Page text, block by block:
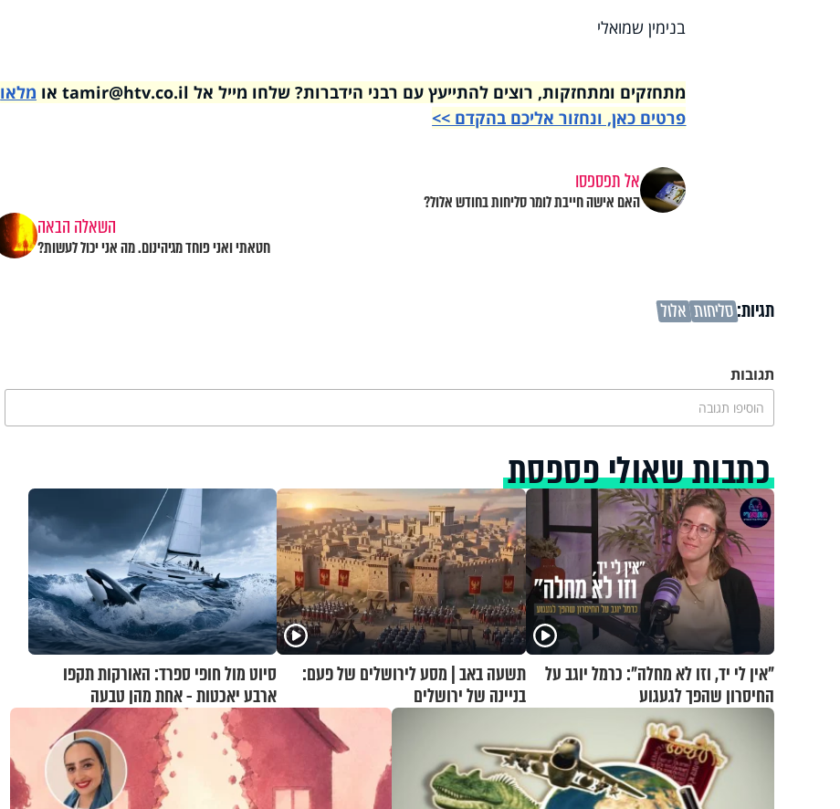
בנימין שמואלי
מתחזקים ומתחזקות, רוצים להתייעץ עם רבני הידברות? שלחו מייל אל tamir@htv.co.il או
מלאו
פרטים כאן, ונחזור אליכם בהקדם >>
אל תפספסו
האם אישה חייבת לומר סליחות בחודש אלול?
השאלה הבאה
חטאתי ואני פוחד מגיהינום. מה אני יכול לעשות?
תגיות:סליחות אלול
תגובות
הוסיפו תגובה
כתבות שאולי פספסת
"אין לי יד, וזו לא מחלה": כרמל יוגב על
החיסרון שהפך לגעגוע
תשעה באב | מסע לירושלים של פעם:
בניינה של ירושלים
סיוט מול חופי ספרד: האורקות תקפו
ארבע יאכטות - אחת מהן טבעה